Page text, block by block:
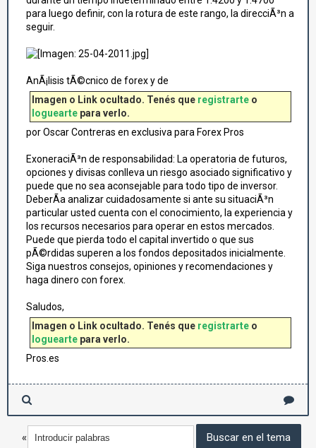
para luego definir, con la rotura de este rango, la direcciÃ³n a
seguir.
AnÃ¡lisis tÃ©cnico de forex y de
Imagen o Link ocultado. Tenés que registrarte o
loguearte para verlo.
por Oscar Contreras en exclusiva para Forex Pros
ExoneraciÃ³n de responsabilidad: La operatoria de futuros,
opciones y divisas conlleva un riesgo asociado significativo y
puede que no sea aconsejable para todo tipo de inversor.
DeberÃ­a analizar cuidadosamente si ante su situaciÃ³n
particular usted cuenta con el conocimiento, la experiencia y
los recursos necesarios para operar en estos mercados.
Puede que pierda todo el capital invertido o que sus
pÃ©rdidas superen a los fondos depositados inicialmente.
Siga nuestros consejos, opiniones y recomendaciones y
haga dinero con forex.
Saludos,
Imagen o Link ocultado. Tenés que registrarte o
loguearte para verlo.
Pros.es
«